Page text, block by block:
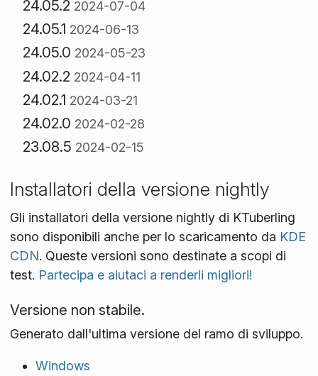
24.05.2 2024-07-04
24.05.1 2024-06-13
24.05.0 2024-05-23
24.02.2 2024-04-11
24.02.1 2024-03-21
24.02.0 2024-02-28
23.08.5 2024-02-15
Installatori della versione nightly
Gli installatori della versione nightly di KTuberling
sono disponibili anche per lo scaricamento da KDE
CDN. Queste versioni sono destinate a scopi di
test. Partecipa e aiutaci a renderli migliori!
Versione non stabile.
Generato dall'ultima versione del ramo di sviluppo.
Windows